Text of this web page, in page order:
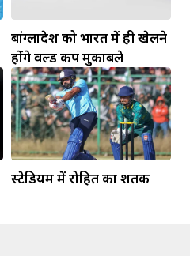
बांग्लादेश को भारत में ही खेलने
होंगे वर्ल्ड कप मुकाबले
स्टेडियम में रोहित का शतक